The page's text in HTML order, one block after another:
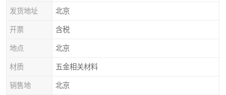
发货地址 北京
开票 含税
地点 北京
材质 五金相关材料
销售地 北京